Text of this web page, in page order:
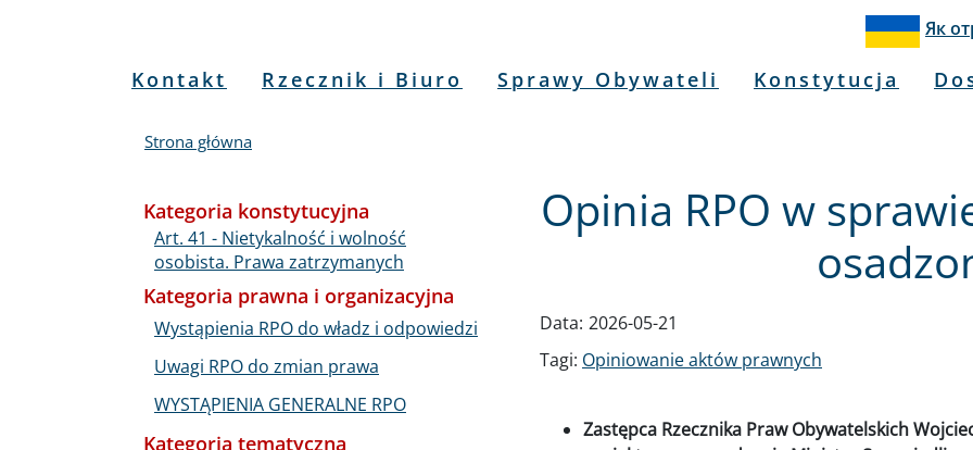
Як
Menu
Kontakt Rzecznik i Biuro Sprawy Obywateli Konstytucja
Strona główna
Opinia RPO w
Data: 2026-05-21
Tagi: Opiniowanie aktów prawnych
Zastępca Rzecznika Praw Obywatelskich
Kategoria konstytucyjna
Art. 41 - Nietykalność i wolność
osobista. Prawa zatrzymanych
Kategoria prawna i organizacyjna
Wystąpienia RPO do władz i odpowiedzi
Uwagi RPO do zmian prawa
WYSTĄPIENIA GENERALNE RPO
Kategoria tematyczna